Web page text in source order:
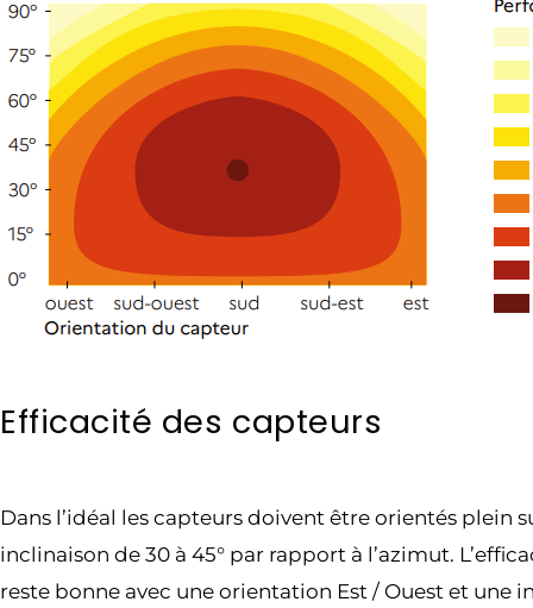
Efficacité des capteurs
Dans l’idéal les capteurs doivent être orientés plein
inclinaison de 30 à 45° par rapport à l’azimut.
reste bonne avec une orientation Est / Ouest et une